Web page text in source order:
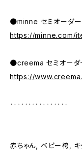
●minne セミオーダー
https://minne.com/
●creema セミオーダ
https://
‥‥‥‥‥‥‥‥
赤ちゃん, ベビー袴,